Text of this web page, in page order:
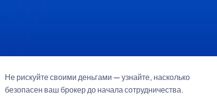
Не рискуйте своими деньгами — узнайте, насколько
безопасен ваш брокер до начала сотрудничества.